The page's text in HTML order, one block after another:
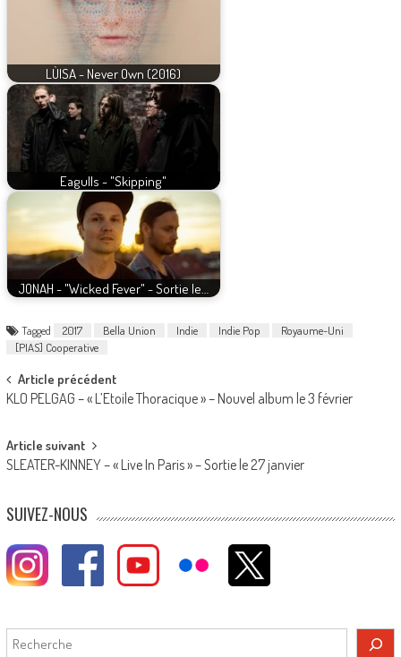
LÙISA - Never Own (2016)
Eagulls - "Skipping"
JONAH - "Wicked Fever" - Sortie le…
Tagged 2017 Bella Union Indie Indie Pop
Royaume-Uni
[PIAS] Cooperative
Post
navigation
Article précédent
KLO PELGAG – « L’Etoile Thoracique » – Nouvel album le 3 février
Article suivant
SLEATER-KINNEY – « Live In Paris » – Sortie le 27 janvier
SUIVEZ-NOUS
Rechercher